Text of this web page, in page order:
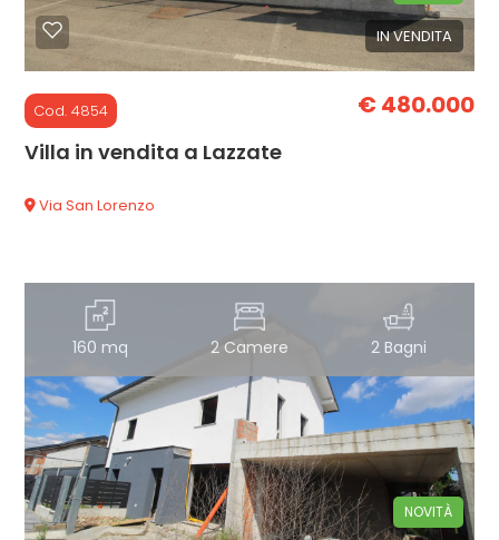
IN VENDITA
Cod. 4854 € 480.000
Villa in vendita a Lazzate
Via San Lorenzo
160 mq 2 Camere 2 Bagni
NOVITÀ